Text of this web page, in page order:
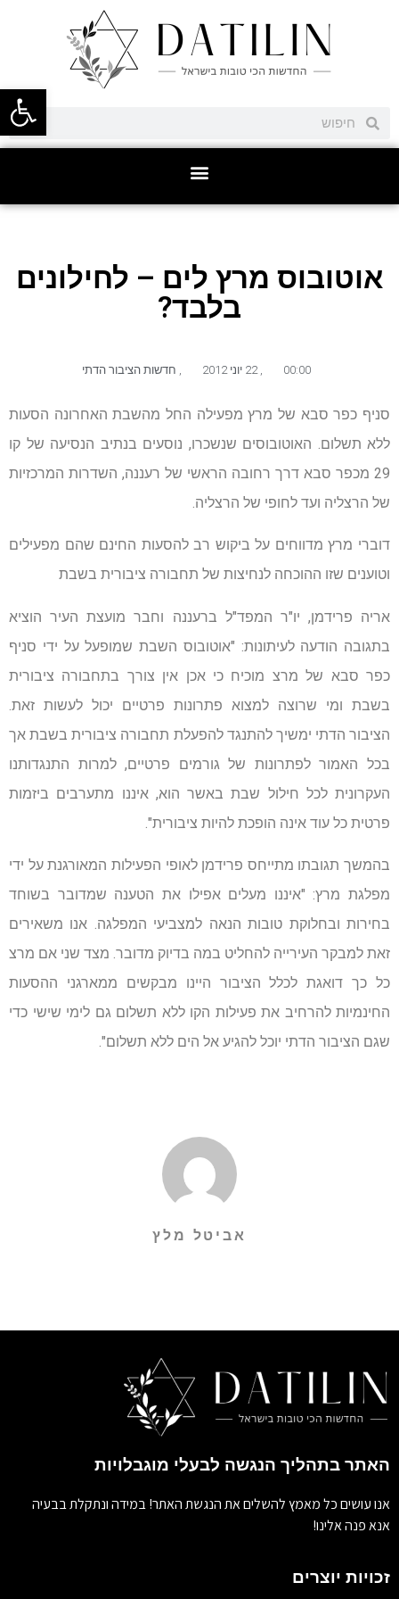
פתח
אוטובוס מרץ לים – לחילונים
בלבד?
00:00
, 22 יוני 2012 , חדשות הציבור הדתי
סניף כפר סבא של מרץ מפעילה החל מהשבת האחרונה הסעות
ללא תשלום. האוטובוסים שנשכרו, נוסעים בנתיב הנסיעה של קו
29 מכפר סבא דרך רחובה הראשי של רעננה, השדרות המרכזיות
של הרצליה ועד לחופי של הרצליה.
דוברי מרץ מדווחים על ביקוש רב להסעות החינם שהם מפעילים
וטוענים שזו ההוכחה לנחיצות של תחבורה ציבורית בשבת
אריה פרידמן, יו"ר המפד"ל ברעננה וחבר מועצת העיר הוציא
בתגובה הודעה לעיתונות: "אוטובוס השבת שמופעל על ידי סניף
כפר סבא של מרצ מוכיח כי אכן אין צורך בתחבורה ציבורית
בשבת ומי שרוצה למצוא פתרונות פרטיים יכול לעשות זאת.
הציבור הדתי ימשיך להתנגד להפעלת תחבורה ציבורית בשבת אך
בכל האמור לפתרונות של גורמים פרטיים, למרות התנגדותנו
העקרונית לכל חילול שבת באשר הוא, איננו מתערבים ביזמות
פרטית כל עוד אינה הופכת להיות ציבורית".
בהמשך תגובתו מתייחס פרידמן לאופי הפעילות המאורגנת על ידי
מפלגת מרץ: "איננו מעלים אפילו את הטענה שמדובר בשוחד
בחירות ובחלוקת טובות הנאה למצביעי המפלגה. אנו משאירים
זאת למבקר העירייה להחליט במה בדיוק מדובר. מצד שני אם מרצ
כל כך דואגת לכלל הציבור היינו מבקשים ממארגני ההסעות
החינמיות להרחיב את פעילות הקו ללא תשלום גם לימי שישי כדי
שגם הציבור הדתי יוכל להגיע אל הים ללא תשלום".
אביטל מלץ
האתר בתהליך הנגשה לבעלי מוגבלויות
אנו עושים כל מאמץ להשלים את הנגשת האתר! במידה ונתקלת בבעיה
אנא פנה אלינו!
זכויות יוצרים